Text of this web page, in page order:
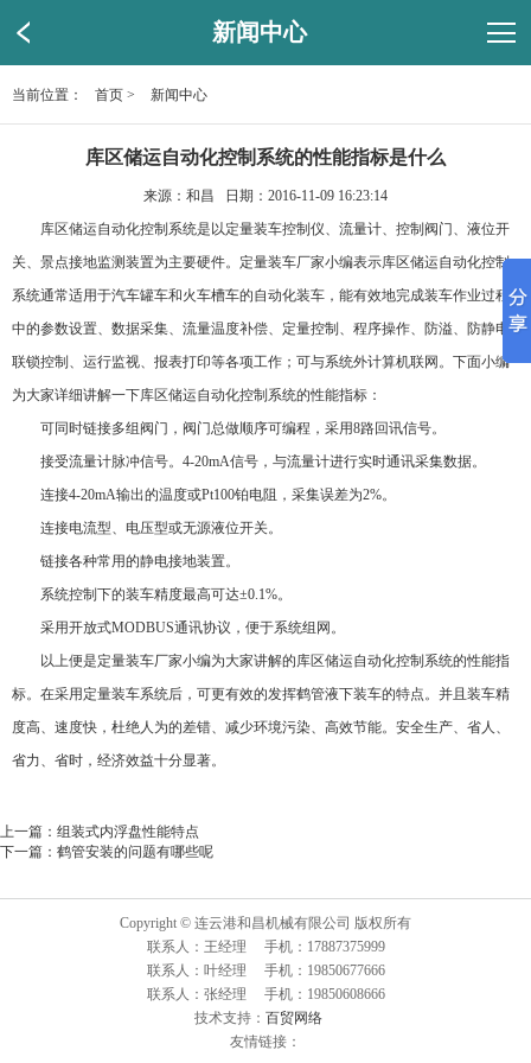
新闻中心
当前位置： 首页 > 新闻中心
库区储运自动化控制系统的性能指标是什么
来源：和昌 日期：2016-11-09 16:23:14
库区储运自动化控制系统是以定量装车控制仪、流量计、控制阀门、液位开
关、景点接地监测装置为主要硬件。定量装车厂家小编表示库区储运自动化控制
系统通常适用于汽车罐车和火车槽车的自动化装车，能有效地完成装车作业过程
中的参数设置、数据采集、流量温度补偿、定量控制、程序操作、防溢、防静电
联锁控制、运行监视、报表打印等各项工作；可与系统外计算机联网。下面小编
为大家详细讲解一下库区储运自动化控制系统的性能指标：
可同时链接多组阀门，阀门总做顺序可编程，采用8路回讯信号。
接受流量计脉冲信号。4-20mA信号，与流量计进行实时通讯采集数据。
连接4-20mA输出的温度或Pt100铂电阻，采集误差为2%。
连接电流型、电压型或无源液位开关。
链接各种常用的静电接地装置。
系统控制下的装车精度最高可达±0.1%。
采用开放式MODBUS通讯协议，便于系统组网。
以上便是定量装车厂家小编为大家讲解的库区储运自动化控制系统的性能指
标。在采用定量装车系统后，可更有效的发挥鹤管液下装车的特点。并且装车精
度高、速度快，杜绝人为的差错、减少环境污染、高效节能。安全生产、省人、
省力、省时，经济效益十分显著。
上一篇： 组装式内浮盘性能特点
下一篇： 鹤管安装的问题有哪些呢
Copyright © 连云港和昌机械有限公司 版权所有
联系人：王经理 手机：17887375999
联系人：叶经理 手机：19850677666
联系人：张经理 手机：19850608666
技术支持： 百贸网络
友情链接：